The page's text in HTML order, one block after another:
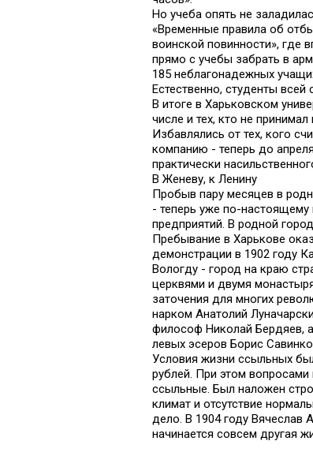
Но учеба опять не
«Временные правила об
воинской повинности», где
прямо с учебы забрать в
185 неблагонадежных
Естественно, студенты всей
В итоге в Харьковском
числе и тех, кто не
Избавлялись от тех, кого
компанию - теперь до
практически
В Женеву, к Ленину
Пробыв пару месяцев в
- теперь уже по-настоящему
предприятий. В родной
Пребывание в Харькове
демонстрации в 1902 году
Вологду - город на краю
церквями и двумя
заточения для многих
нарком Анатолий
философ Николай Бердяев,
левых эсеров Борис
Условия жизни ссыльных
рублей. При этом
ссыльные. Был наложен
климат и отсутствие
дело. В 1904 году Вячеслав
начинается совсем другая